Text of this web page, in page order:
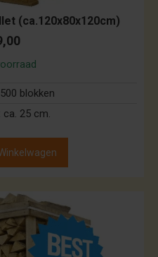
(ca.120x80x120cm)
blokken
ca. 25 cm.